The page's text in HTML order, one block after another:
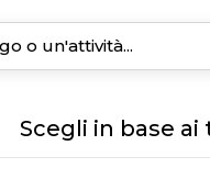
Scegli in base